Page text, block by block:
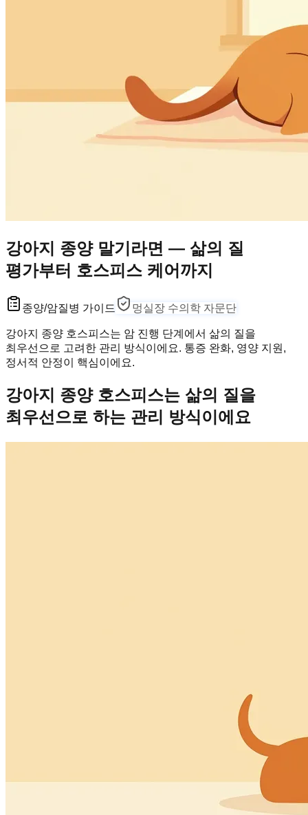
강아지 종양 말기라면 — 삶의 질
평가부터 호스피스 케어까지
종양/암질병 가이드 멍실장 수의학 자문단
강아지 종양 호스피스는 암 진행 단계에서 삶의 질을
최우선으로 고려한 관리 방식이에요. 통증 완화, 영양 지원,
정서적 안정이 핵심이에요.
강아지 종양 호스피스는 삶의 질을
최우선으로 하는 관리 방식이에요